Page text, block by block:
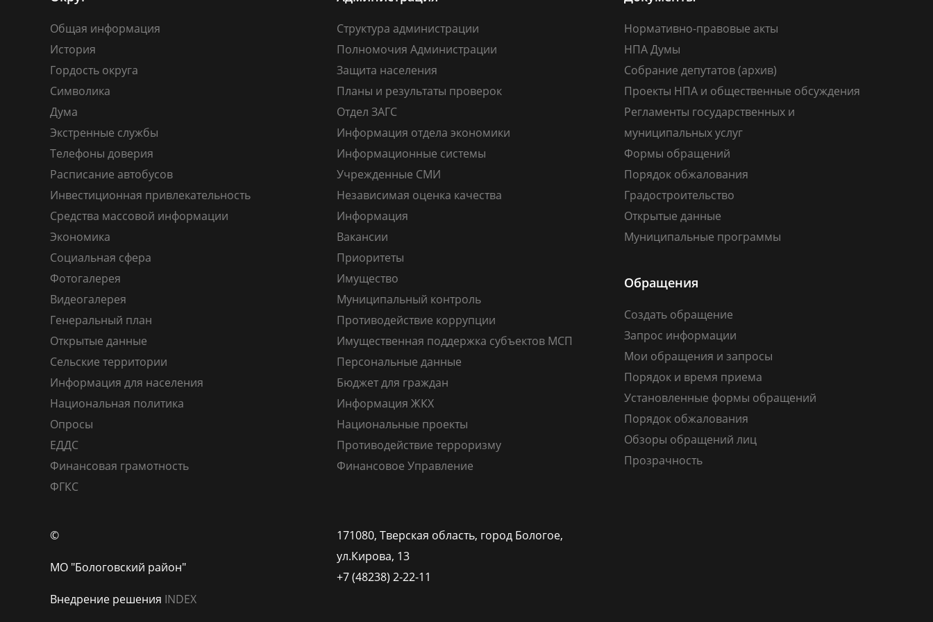
Общая информация
История
Гордость округа
Символика
Дума
Экстренные службы
Телефоны доверия
Расписание автобусов
Инвестиционная привлекательность
Средства массовой информации
Экономика
Социальная сфера
Фотогалерея
Видеогалерея
Генеральный план
Открытые данные
Сельские территории
Информация для населения
Национальная политика
Опросы
ЕДДС
Финансовая грамотность
ФГКС
Структура администрации
Полномочия Администрации
Защита населения
Планы и результаты проверок
Отдел ЗАГС
Информация отдела экономики
Информационные системы
Учрежденные СМИ
Независимая оценка качества
Информация
Вакансии
Приоритеты
Имущество
Муниципальный контроль
Противодействие коррупции
Имущественная поддержка субъектов МСП
Персональные данные
Бюджет для граждан
Информация ЖКХ
Национальные проекты
Противодействие терроризму
Финансовое Управление
Нормативно-правовые акты
НПА Думы
Собрание депутатов (архив)
Проекты НПА и общественные обсуждения
Регламенты государственных и
муниципальных услуг
Формы обращений
Порядок обжалования
Градостроительство
Открытые данные
Муниципальные программы
Обращения
Создать обращение
Запрос информации
Мои обращения и запросы
Порядок и время приема
Установленные формы обращений
Порядок обжалования
Обзоры обращений лиц
Прозрачность
©
МО "Бологовский район"
Внедрение решения INDEX
171080, Тверская область, город Бологое,
ул.Кирова, 13
+7 (48238) 2-22-11